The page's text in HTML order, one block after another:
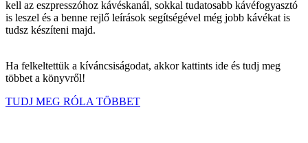
kell az eszpresszóhoz kávéskanál, sokkal tudatosabb kávéfogyasztó
is leszel és a benne rejlő leírások segítségével még jobb kávékat is
tudsz készíteni majd.
Ha felkeltettük a kíváncsiságodat, akkor kattints ide és tudj meg
többet a könyvről!
TUDJ MEG RÓLA TÖBBET